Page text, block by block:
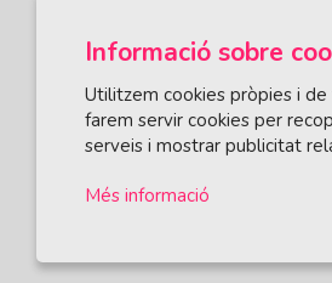
ÀREA DE CULTURA
Olivareta, 38 · T. 972 83
Informació sobre
Utilitzem cookies pròpies i
farem servir cookies per
serveis i mostrar publicitat
Més informació